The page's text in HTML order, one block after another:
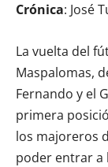
Crónica: José
La vuelta del
Maspalomas,
Fernando y el
primera
los majoreros
poder entrar a